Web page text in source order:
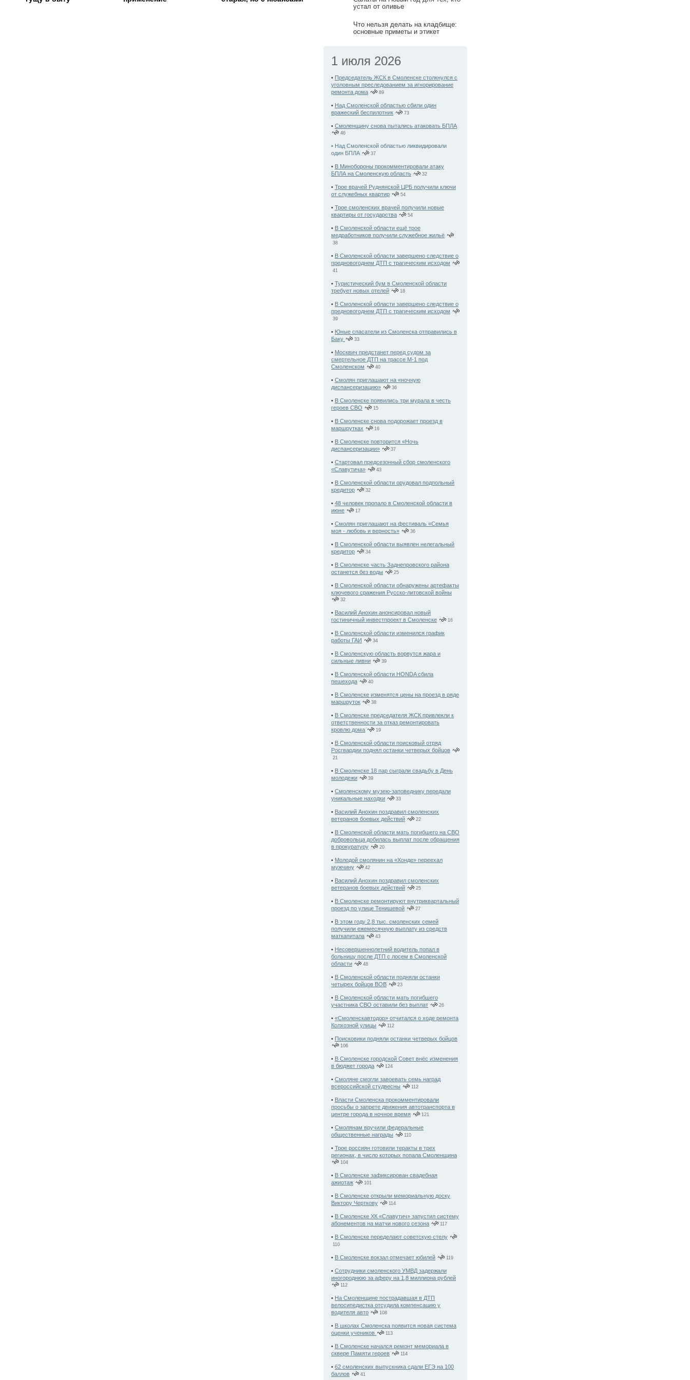
устал от оливье
Что нельзя делать на кладбище:
основные приметы и этикет
1 июля 2026
• Председатель ЖСК в Смоленске столкнулся с
уголовным преследованием за игнорирование
ремонта дома
89
• Над Смоленской областью сбили один
вражеский беспилотник
73
• Смоленщину снова пытались атаковать БПЛА
46
• Над Смоленской областью ликвидировали
один БПЛА
37
• В Минобороны прокомментировали атаку
БПЛА на Смоленскую область
32
• Трое врачей Руднянской ЦРБ получили ключи
от служебных квартир
54
• Трое смоленских врачей получили новые
квартиры от государства
54
• В Смоленской области ещё трое
медработников получили служебное жильё
38
• В Смоленской области завершено следствие о
предновогоднем ДТП с трагическим исходом
41
• Туристический бум в Смоленской области
требует новых отелей
18
• В Смоленской области завершено следствие о
предновогоднем ДТП с трагическим исходом
39
• Юные спасатели из Смоленска отправились в
Баку
33
• Москвич предстанет перед судом за
смертельное ДТП на трассе М-1 под
Смоленском
40
• Смолян приглашают на «ночную
диспансеризацию»
36
• В Смоленске появились три мурала в честь
героев СВО
15
• В Смоленске снова подорожает проезд в
маршрутках
16
• В Смоленске повторится «Ночь
диспансеризации»
37
• Стартовал предсезонный сбор смоленского
«Славутича»
43
• В Смоленской области орудовал подпольный
кредитор
32
• 48 человек пропало в Смоленской области в
июне
17
• Смолян приглашают на фестиваль «Семья
моя - любовь и верность»
36
• В Смоленской области выявлен нелегальный
кредитор
34
• В Смоленске часть Заднепровского района
останется без воды
25
• В Смоленской области обнаружены артефакты
ключевого сражения Русско-литовской войны
32
• Василий Анохин анонсировал новый
гостиничный инвестпроект в Смоленске
16
• В Смоленской области изменился график
работы ГАИ
34
• В Смоленскую область ворвутся жара и
сильные ливни
39
• В Смоленской области HONDA сбила
пешехода
40
• В Смоленске изменятся цены на проезд в ряде
маршруток
38
• В Смоленске председателя ЖСК привлекли к
ответственности за отказ ремонтировать
кровлю дома
19
• В Смоленской области поисковый отряд
Росгвардии поднял останки четверых бойцов
21
• В Смоленске 18 пар сыграли свадьбу в День
молодежи
39
• Смоленскому музею-заповеднику передали
уникальные находки
33
• Василий Анохин поздравил смоленских
ветеранов боевых действий
22
• В Смоленской области мать погибшего на СВО
добровольца добилась выплат после обращения
в прокуратуру
20
• Молодой смолянин на «Хонде» переехал
мужчину
42
• Василий Анохин поздравил смоленских
ветеранов боевых действий
25
• В Смоленске ремонтируют внутриквартальный
проезд по улице Тенишевой
27
• В этом году 2,8 тыс. смоленских семей
получили ежемесячную выплату из средств
маткапитала
43
• Несовершеннолетний водитель попал в
больницу после ДТП с лосем в Смоленской
области
48
• В Смоленской области подняли останки
четырех бойцов ВОВ
23
• В Смоленской области мать погибшего
участника СВО оставили без выплат
26
• «Смоленскавтодор» отчитался о ходе ремонта
Колхозной улицы
112
• Поисковики подняли останки четверых бойцов
106
• В Смоленске городской Совет внёс изменения
в бюджет города
124
• Смоляне смогли завоевать семь наград
всероссийской студвесны
112
• Власти Смоленска прокомментировали
просьбы о запрете движения автотранспорта в
центре города в ночное время
121
• Смолянам вручили федеральные
общественные награды
110
• Трое россиян готовили теракты в трех
регионах, в число которых попала Смоленщина
104
• В Смоленске зафиксирован свадебная
ажиотаж
101
• В Смоленске открыли мемориальную доску
Виктору Черткову
114
• В Смоленске ХК «Славутич» запустил систему
абонементов на матчи нового сезона
117
• В Смоленске переделают советскую стелу
110
• В Смоленске вокзал отмечает юбилей 119
• Сотрудники смоленского УМВД задержали
иногороднюю за аферу на 1,8 миллиона рублей
112
• На Смоленщине пострадавшая в ДТП
велосипедистка отсудила компенсацию у
водителя авто
108
• В школах Смоленска появится новая система
оценки учеников
113
• В Смоленске начался ремонт мемориала в
сквере Памяти героев
114
• 62 смоленских выпускника сдали ЕГЭ на 100
баллов
41